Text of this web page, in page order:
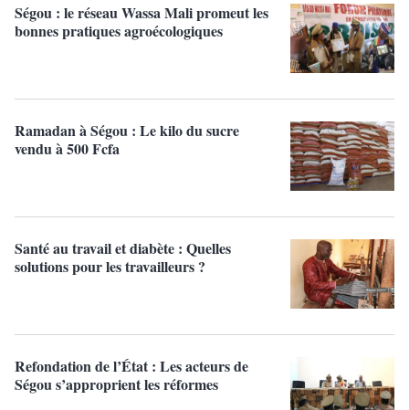
Ségou : le réseau Wassa Mali promeut les
bonnes pratiques agroécologiques
Ramadan à Ségou : Le kilo du sucre
vendu à 500 Fcfa
Santé au travail et diabète : Quelles
solutions pour les travailleurs ?
Refondation de l’État : Les acteurs de
Ségou s’approprient les réformes